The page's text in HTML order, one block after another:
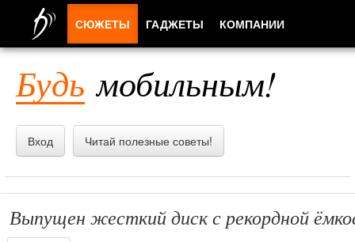
Будь мобильным!
Вход Читай полезные советы!
Выпущен жесткий диск с рекордной
СЮЖЕТЫ ГАДЖЕТЫ КОМПАНИИ
ПРИЛОЖЕНИЯ